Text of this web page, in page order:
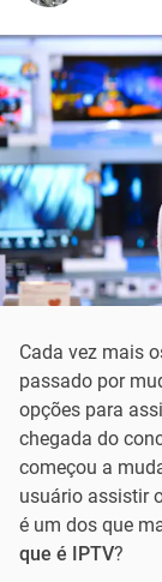
Cada vez mais
passado por
opções para
chegada do
começou a
usuário assistir
é um dos que
que é IPTV?